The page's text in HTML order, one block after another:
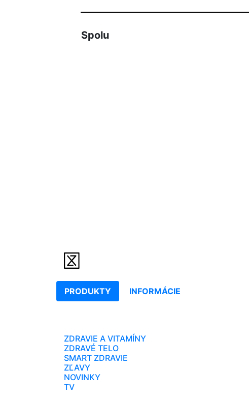
Spolu
PRODUKTY INFORMÁCIE
ZDRAVIE A VITAMÍNY
ZDRAVÉ TELO
SMART ZDRAVIE
ZĽAVY
NOVINKY
TV